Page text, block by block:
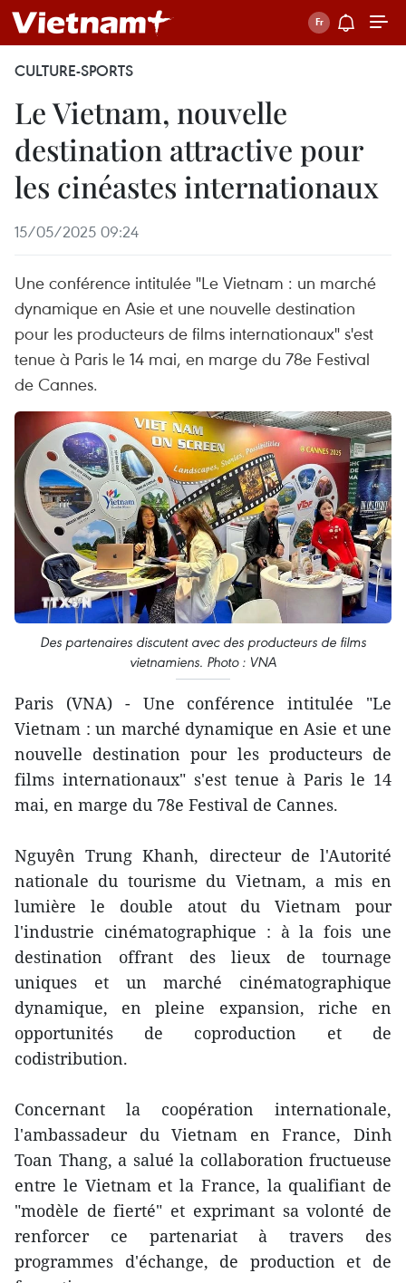
CULTURE-SPORTS
Le Vietnam, nouvelle
destination attractive pour
les cinéastes internationaux
15/05/2025 09:24
Une conférence intitulée "Le Vietnam : un marché
dynamique en Asie et une nouvelle destination
pour les producteurs de films internationaux" s'est
tenue à Paris le 14 mai, en marge du 78e Festival
de Cannes.
Des partenaires discutent avec des producteurs de films
vietnamiens. Photo : VNA
Paris (VNA) - Une conférence intitulée "Le
Vietnam : un marché dynamique en Asie et une
nouvelle destination pour les producteurs de
films internationaux" s'est tenue à Paris le 14
mai, en marge du 78e Festival de Cannes.
Nguyên Trung Khanh, directeur de l'Autorité
nationale du tourisme du Vietnam, a mis en
lumière le double atout du Vietnam pour
l'industrie cinématographique : à la fois une
destination offrant des lieux de tournage
uniques et un marché cinématographique
dynamique, en pleine expansion, riche en
opportunités de coproduction et de
codistribution.
Concernant la coopération internationale,
l'ambassadeur du Vietnam en France, Dinh
Toan Thang, a salué la collaboration fructueuse
entre le Vietnam et la France, la qualifiant de
"modèle de fierté" et exprimant sa volonté de
renforcer ce partenariat à travers des
programmes d'échange, de production et de